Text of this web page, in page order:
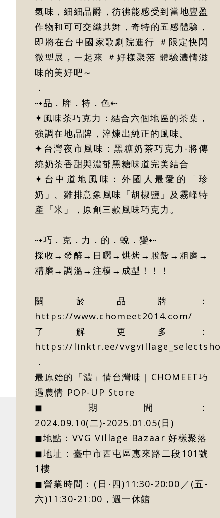
氣味，細細品爵，彷彿能感受到當地豐盈
作物和可可交織共舞，奇特的五感體驗，
即將在台中國家歌劇院進行 ＃限定快閃
微型展，一起來 ＃好樣聚落 體驗濃情滋
味的美好吧～
．
⇢品．牌．特．色⇠
✦風味茶巧克力：結合六個地區的茶葉，
強調在地品牌，淬煉出純正的風味。
✦台灣夜市風味：黑糖奶茶巧克力-將傳
統奶茶香甜與濃郁黑糖味道完美結合 !
✦台中道地風味：外國人最愛的「珍
奶」、雞排意象風味「胡椒鹽」及霧峰特
產「米」，原創三款風味巧克力。
⇢巧．克．力．的．蛻．變⇠
採收→發酵→日曬→烘烤→脫殼→粗磨→
精磨→調溫→注模→成型！！！
關於品牌：
https://www.chomeet2014.com/
了解更多：
https://linktr.ee/
．
最原始的「濃」情台灣味｜CHOMEET巧
遇農情 POP-UP Store
◼期間：
2024.09.10(二)-2025.01.05(日)
◼地點：VVG Village Bazaar 好樣聚落
◼地址：臺中市西屯區惠來路二段101號
1樓
◼營業時間：(日-四)11:30-20:00／(五-
六)11:30-21:00，週一休館